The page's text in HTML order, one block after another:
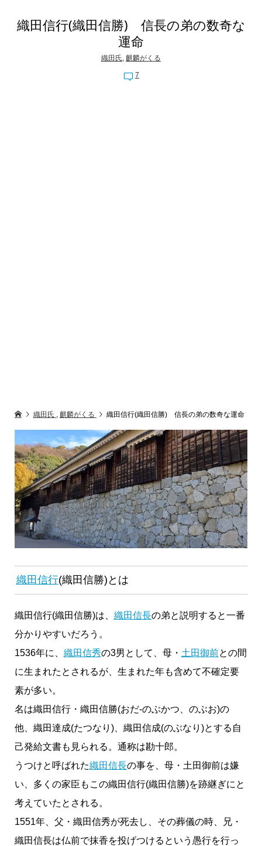
織田信行(織田信勝) 信長の弟の数奇な
運命
織田氏, 麒麟がくる
7
織田氏 , 麒麟がくる 織田信行(織田信勝) 信長の弟の数奇な運命
織田信行(織田信勝)とは
織田信行(織田信勝)は、 織田信長の弟と説明すると一番
分かりやすいだろう。
1536年に、 織田信秀の3男として、母・ 土田御前との間
に生まれたとされるが、生まれた年も含めて不確定要
素が多い。
名は織田信行・織田信勝(おだ-のぶかつ、のぶお)の
他、織田達成(たつなり)、織田信成(のぶなり)とする自
己発給文書も見られる。通称は勘十郎。
うつけと呼ばれた織田信長の事を、母・土田御前は嫌
い、多くの家臣もこの織田信行(織田信勝)を跡継ぎにと
考えていたとされる。
1551年、父・織田信秀が死去し、その葬儀の時、兄・
織田信長は仏前で抹香を投げつけるという愚行を行っ